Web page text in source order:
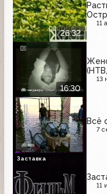
26:32
11
16:30
13
Всё
7
11
Заставка